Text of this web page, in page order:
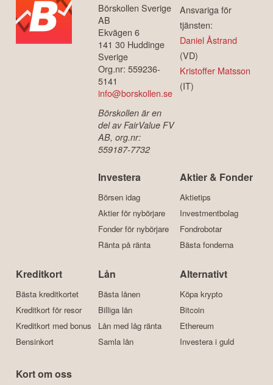
Börskollen Sverige
AB
Ekvägen 6
141 30 Huddinge
Sverige
Org.nr: 559236-
5141
info@borskollen.se
Börskollen är en
del av FairValue FV
AB, org.nr:
559187-7732
Ansvariga för
tjänsten:
Daniel Åstrand
(VD)
Kristoffer Matsson
(IT)
Investera
Börsen idag
Aktier för nybörjare
Fonder för nybörjare
Ränta på ränta
Aktier & Fonder
Aktietips
Investmentbolag
Fondrobotar
Bästa fonderna
Kreditkort
Bästa kreditkortet
Kreditkort för resor
Kreditkort med bonus
Bensinkort
Lån
Bästa lånen
Billiga lån
Lån med låg ränta
Samla lån
Alternativt
Köpa krypto
Bitcoin
Ethereum
Investera i guld
Kort om oss